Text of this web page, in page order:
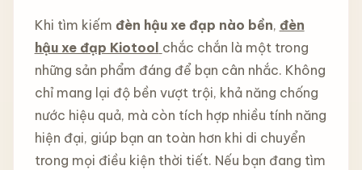
Khi tìm kiếm đèn hậu xe đạp nào bền, đèn
hậu xe đạp Kiotool chắc chắn là một trong
những sản phẩm đáng để bạn cân nhắc. Không
chỉ mang lại độ bền vượt trội, khả năng chống
nước hiệu quả, mà còn tích hợp nhiều tính năng
hiện đại, giúp bạn an toàn hơn khi di chuyển
trong mọi điều kiện thời tiết. Nếu bạn đang tìm